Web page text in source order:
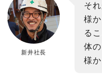
新井社長
そ
様
る
体
様